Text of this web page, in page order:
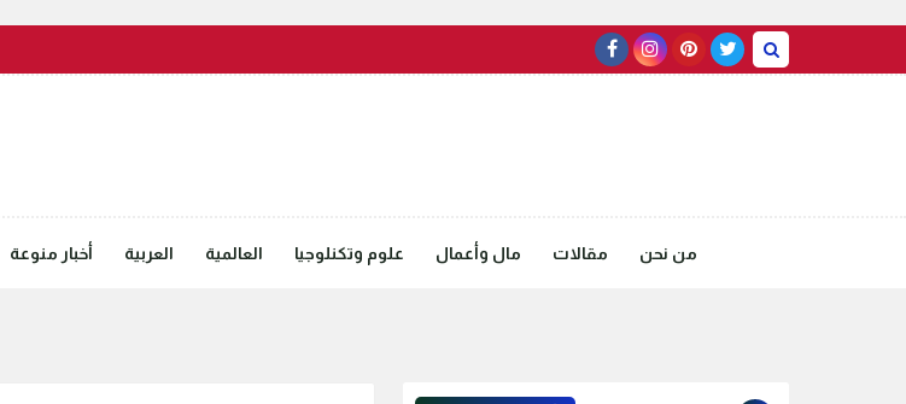
أخبار منوعة العربية العالمية علوم وتكنلوجيا مال وأعمال مقالات من نحن